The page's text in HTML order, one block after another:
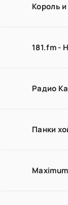
Король
181.fm -
Радио
Панки